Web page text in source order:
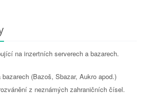
na inzertních serverech a bazarech.
(Bazoš, Sbazar, Aukro apod.)
z neznámých zahraničních čísel.